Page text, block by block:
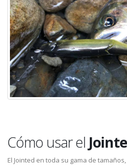
Cómo usar el
El Jointed en toda su gama de